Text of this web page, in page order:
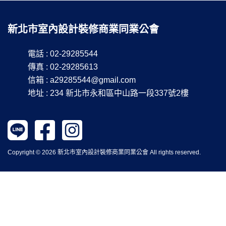
新北市室內設計裝修商業同業公會
電話 : 02-29285544
傳真 : 02-29285613
信箱 : a29285544@gmail.com
地址 : 234 新北市永和區中山路一段337號2樓
Copyright © 2026 新北市室內設計裝修商業同業公會 All rights reserved.